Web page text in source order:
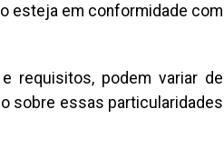
esteja em conformidade com
requisitos, podem variar de
sobre essas particularidades